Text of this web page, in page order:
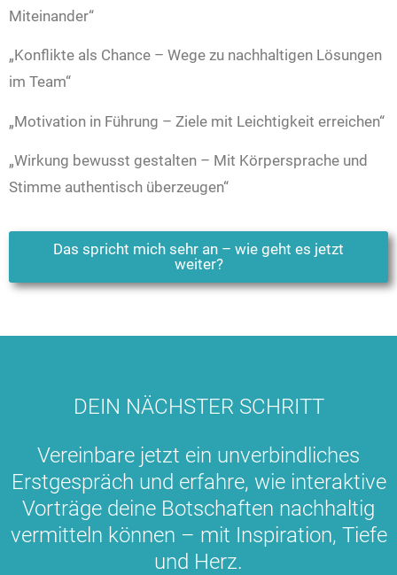
Miteinander“
„Konflikte als Chance – Wege zu nachhaltigen Lösungen
im Team“
„Motivation in Führung – Ziele mit Leichtigkeit erreichen“
„Wirkung bewusst gestalten – Mit Körpersprache und
Stimme authentisch überzeugen“
Das spricht mich sehr an – wie geht es jetzt
weiter?
DEIN NÄCHSTER SCHRITT
Vereinbare jetzt ein unverbindliches
Erstgespräch und erfahre, wie interaktive
Vorträge deine Botschaften nachhaltig
vermitteln können – mit Inspiration, Tiefe
und Herz.